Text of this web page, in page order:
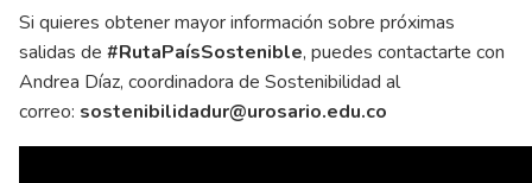
Si quieres obtener mayor información sobre próximas
salidas de #RutaPaísSostenible, puedes contactarte con
Andrea Díaz, coordinadora de Sostenibilidad al
correo: sostenibilidadur@urosario.edu.co